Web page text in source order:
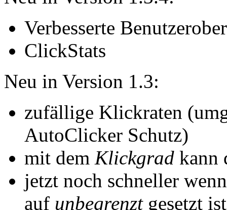
Verbesserte
ClickStats
Neu in Version 1.3:
zufällige Klickraten
AutoClicker Schutz)
mit dem Klickgrad kann
jetzt noch schneller
auf unbegrenztgesetzt